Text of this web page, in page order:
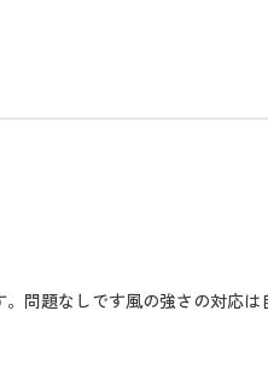
問題なしです風の強さの対応